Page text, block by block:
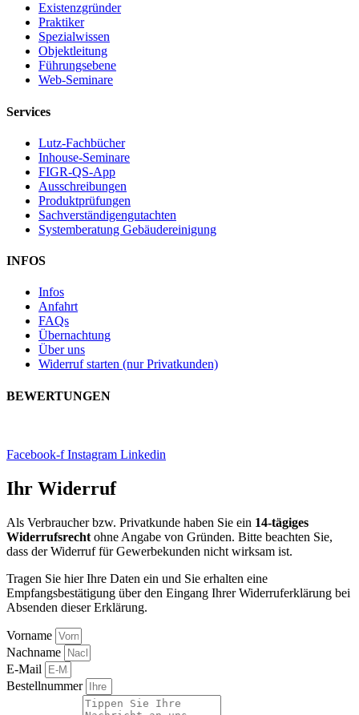
Existenzgründer
Praktiker
Spezialwissen
Objektleitung
Führungsebene
Web-Seminare
Services
Lutz-Fachbücher
Inhouse-Seminare
FIGR-QS-App
Ausschreibungen
Produktprüfungen
Sachverständigengutachten
Systemberatung Gebäudereinigung
INFOS
Infos
Anfahrt
FAQs
Übernachtung
Über uns
Widerruf starten (nur Privatkunden)
BEWERTUNGEN
Facebook-f Instagram Linkedin
Ihr Widerruf
Als Verbraucher bzw. Privatkunde haben Sie ein 14-tägiges
Widerrufsrecht ohne Angabe von Gründen. Bitte beachten Sie,
dass der Widerruf für Gewerbekunden nicht wirksam ist.
Tragen Sie hier Ihre Daten ein und Sie erhalten eine
Empfangsbestätigung über den Eingang Ihrer Widerruferklärung bei
Absenden dieser Erklärung.
Vorname
Nachname
E-Mail
Bestellnummer